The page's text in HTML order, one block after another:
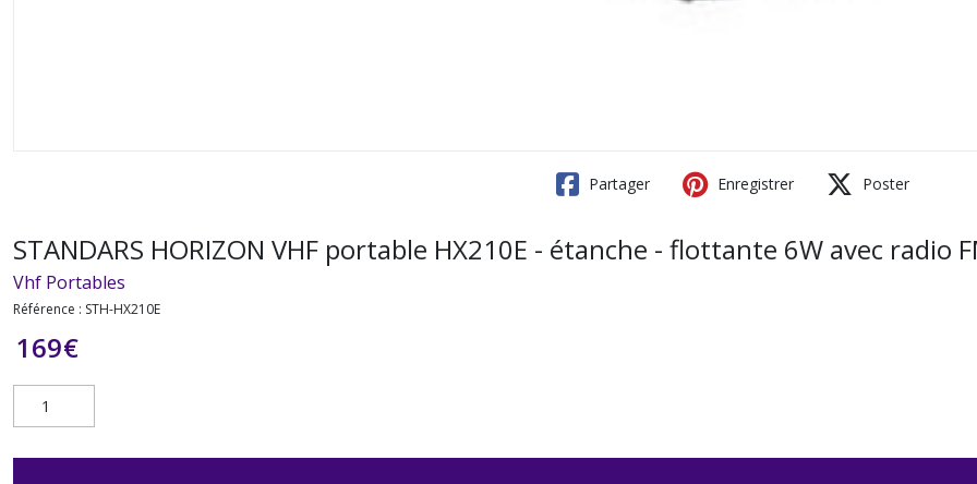
Partager Enregistrer Poster
STANDARS HORIZON VHF portable HX210E - étanche - flottante 6W avec radio
Vhf Portables
Référence : STH-HX210E
169€